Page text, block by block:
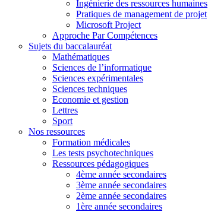
Ingénierie des ressources humaines
Pratiques de management de projet
Microsoft Project
Approche Par Compétences
Sujets du baccalauréat
Mathématiques
Sciences de l’informatique
Sciences expérimentales
Sciences techniques
Economie et gestion
Lettres
Sport
Nos ressources
Formation médicales
Les tests psychotechniques
Ressources pédagogiques
4ème année secondaires
3ème année secondaires
2ème année secondaires
1ère année secondaires